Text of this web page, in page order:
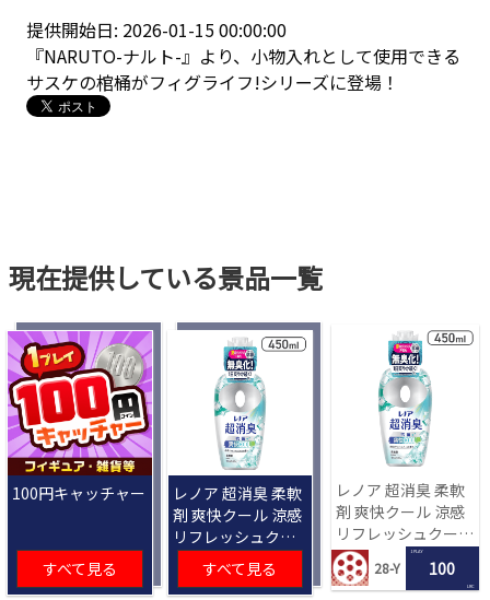
提供開始日: 2026-01-15 00:00:00
『NARUTO-ナルト-』より、小物入れとして使用できる
サスケの棺桶がフィグライフ!シリーズに登場！
現在提供している景品一覧
100円キャッチャー
すべて見る
レノア 超消臭 柔軟
剤 爽快クール 涼感
リフレッシュクー
ルの香り 450mL
すべて見る
レノア 超消臭 柔軟
剤 爽快クール 涼感
リフレッシュクール
の香り 450mL[R]
28-Y
1 PLAY
100
LRC